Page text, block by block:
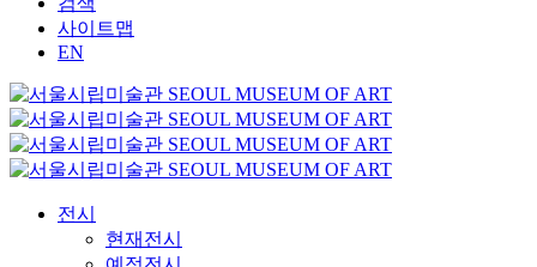
사이트맵
EN
전시
현재전시